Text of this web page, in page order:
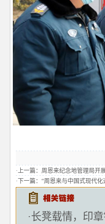
·上一篇： 周恩来纪念地管理局开
·下一篇： “周恩来与中国式现代
·长凳载情，印